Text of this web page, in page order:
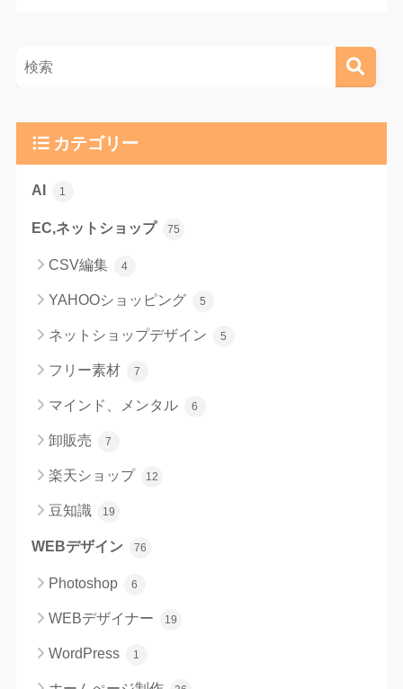
カテゴリー
AI 1
EC,ネットショップ 75
CSV編集 4
YAHOOショッピング 5
ネットショップデザイン 5
フリー素材 7
マインド、メンタル 6
卸販売 7
楽天ショップ 12
豆知識 19
WEBデザイン 76
Photoshop 6
WEBデザイナー 19
WordPress 1